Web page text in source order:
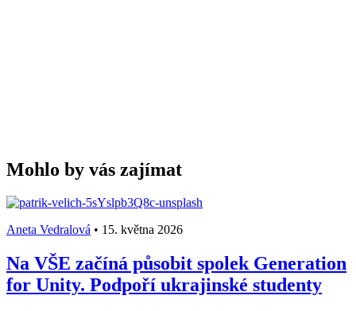
Mohlo by vás zajímat
Aneta Vedralová • 15. května 2026
Na VŠE začíná působit spolek Generation
for Unity. Podpoří ukrajinské studenty